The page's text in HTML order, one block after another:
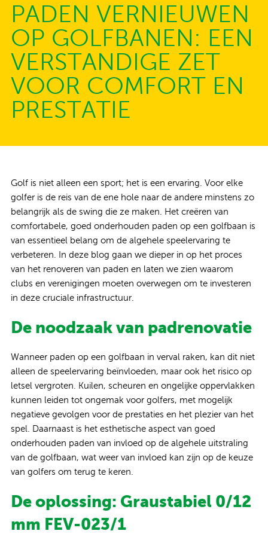
PADEN VERNIEUWEN
OP GOLFBANEN: EEN
VERSTANDIGE ZET
VOOR COMFORT EN
PRESTATIE
Golf is niet alleen een sport; het is een ervaring. Voor elke
golfer is de reis van de ene hole naar de andere minstens zo
belangrijk als de swing die ze maken. Het creëren van
comfortabele, goed onderhouden paden op een golfbaan is
van essentieel belang om de algehele speelervaring te
verbeteren. In deze blog gaan we dieper in op het proces
van het renoveren van paden en laten we zien waarom
clubs en verenigingen moeten overwegen om te investeren
in deze cruciale infrastructuur.
De noodzaak van padrenovatie
Wanneer paden op een golfbaan in verval raken, kan dit niet
alleen de speelervaring beïnvloeden, maar ook het risico op
letsel vergroten. Kuilen, scheuren en ongelijke oppervlakken
kunnen leiden tot ongemak voor golfers, met mogelijk
negatieve gevolgen voor de prestaties en het plezier van het
spel. Daarnaast is het esthetische aspect van goed
onderhouden paden van invloed op de algehele uitstraling
van de golfbaan, wat weer van invloed kan zijn op de keuze
van golfers om terug te keren.
De oplossing: Graustabiel 0/12
mm FEV-023/1